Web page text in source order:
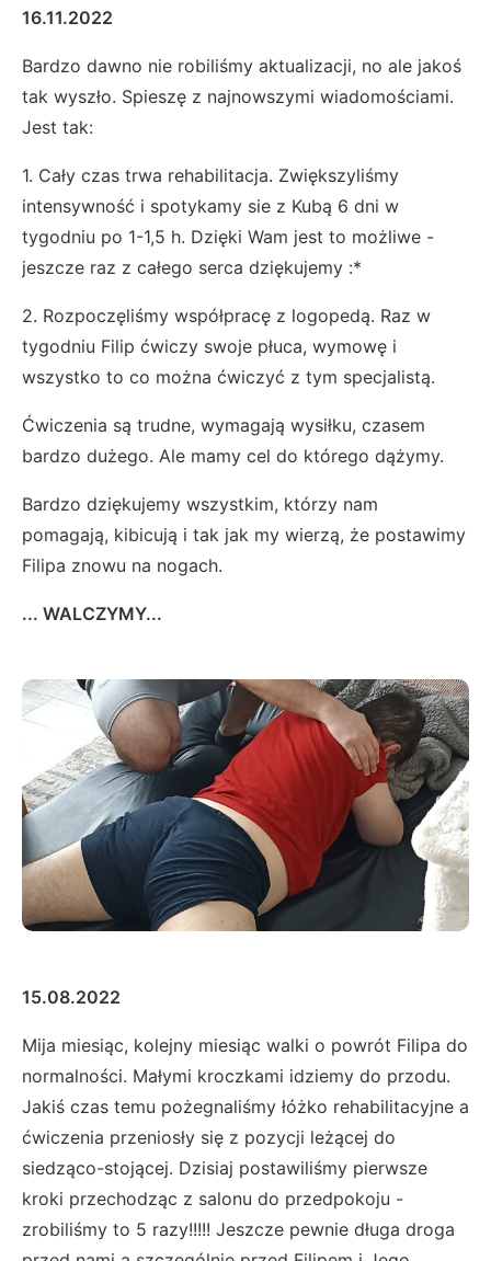
16.11.2022
Bardzo dawno nie robiliśmy aktualizacji, no ale jakoś
tak wyszło. Spieszę z najnowszymi wiadomościami.
Jest tak:
1. Cały czas trwa rehabilitacja. Zwiększyliśmy
intensywność i spotykamy sie z Kubą 6 dni w
tygodniu po 1-1,5 h. Dzięki Wam jest to możliwe -
jeszcze raz z całego serca dziękujemy :*
2. Rozpoczęliśmy współpracę z logopedą. Raz w
tygodniu Filip ćwiczy swoje płuca, wymowę i
wszystko to co można ćwiczyć z tym specjalistą.
Ćwiczenia są trudne, wymagają wysiłku, czasem
bardzo dużego. Ale mamy cel do którego dążymy.
Bardzo dziękujemy wszystkim, którzy nam
pomagają, kibicują i tak jak my wierzą, że postawimy
Filipa znowu na nogach.
... WALCZYMY...
15.08.2022
Mija miesiąc, kolejny miesiąc walki o powrót Filipa do
normalności. Małymi kroczkami idziemy do przodu.
Jakiś czas temu pożegnaliśmy łóżko rehabilitacyjne a
ćwiczenia przeniosły się z pozycji leżącej do
siedząco-stojącej. Dzisiaj postawiliśmy pierwsze
kroki przechodząc z salonu do przedpokoju -
zrobiliśmy to 5 razy!!!!! Jeszcze pewnie długa droga